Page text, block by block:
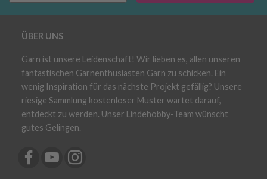
ÜBER UNS
Garn ist unsere Leidenschaft! Wir lieben es, allen unseren
fantastischen Garnenthusiasten Garn zu schicken. Ein
wenig Inspiration für das nächste Projekt gefällig? Unsere
riesige Sammlung kostenloser Muster wartet darauf,
entdeckt zu werden. Unser Lindehobby-Team wünscht
gutes Gelingen.